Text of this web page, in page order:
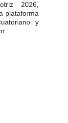
2026,
plataforma
y